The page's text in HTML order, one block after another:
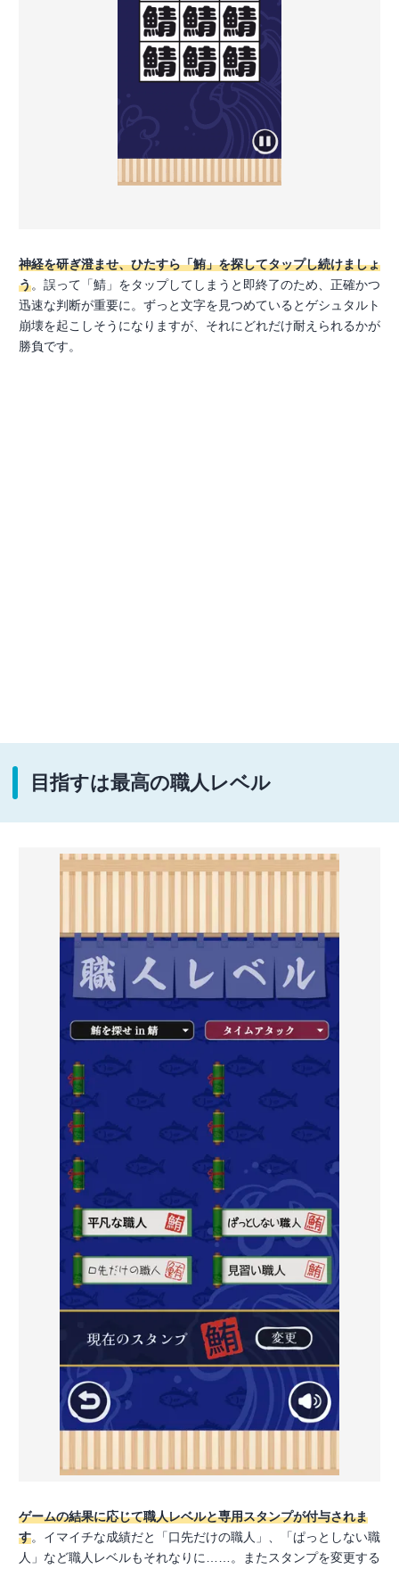
神経を研ぎ澄ませ、ひたすら「鮪」を探してタップし続けましょ
う。誤って「鯖」をタップしてしまうと即終了のため、正確かつ
迅速な判断が重要に。ずっと文字を見つめているとゲシュタルト
崩壊を起こしそうになりますが、それにどれだけ耐えられるかが
勝負です。
目指すは最高の職人レベル
ゲームの結果に応じて職人レベルと専用スタンプが付与されま
す。イマイチな成績だと「口先だけの職人」、「ぱっとしない職
人」など職人レベルもそれなりに……。またスタンプを変更する